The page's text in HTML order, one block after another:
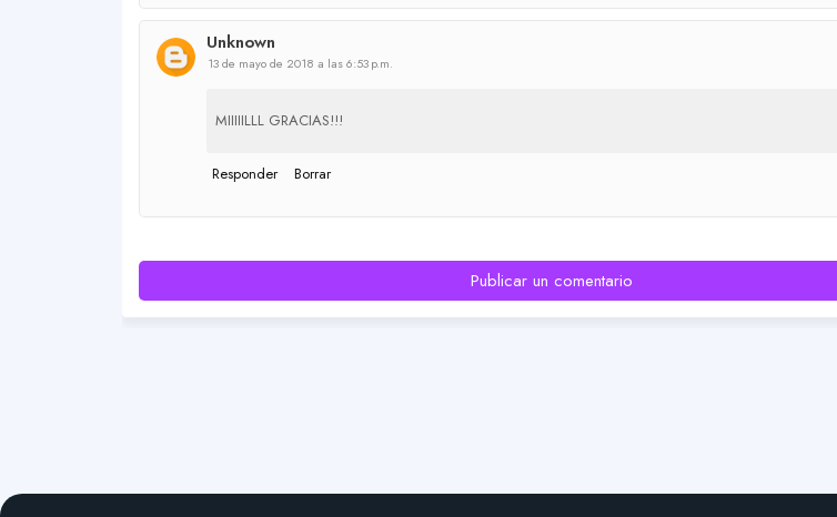
Unknown
13 de mayo de 2018 a las 6:53 p.m.
MIIIIILLL GRACIAS!!!
Responder Borrar
Publicar un comentario